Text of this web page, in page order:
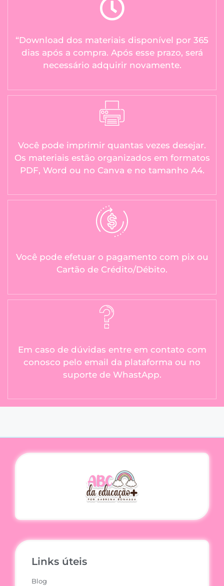
“Download dos materiais disponível por 365
dias após a compra. Após esse prazo, será
necessário adquirir novamente.
Você pode imprimir quantas vezes desejar.
Os materiais estão organizados em formatos
PDF, Word ou no Canva e no tamanho A4.
Você pode efetuar o pagamento com pix ou
Cartão de Crédito/Débito.
Em caso de dúvidas entre em contato com
conosco pelo email da plataforma ou no
suporte de WhastApp.
Links úteis
Blog